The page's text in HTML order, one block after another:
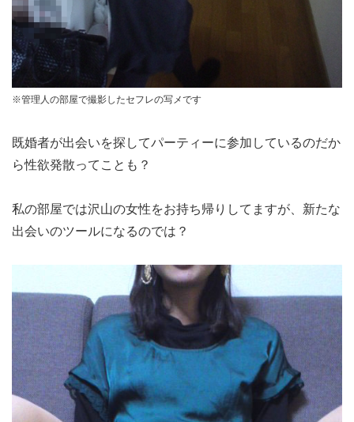
※管理人の部屋で撮影したセフレの写メです
既婚者が出会いを探してパーティーに参加しているのだか
ら性欲発散ってことも？
私の部屋では沢山の女性をお持ち帰りしてますが、新たな
出会いのツールになるのでは？